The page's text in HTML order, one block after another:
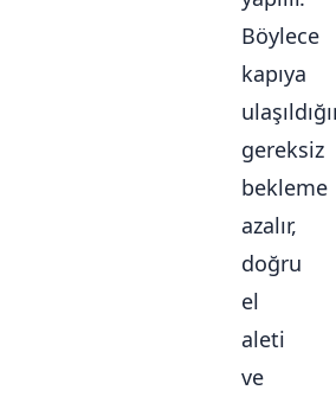
Böylece
kapıya
gereksiz
bekleme
azalır,
doğru
el
aleti
ve